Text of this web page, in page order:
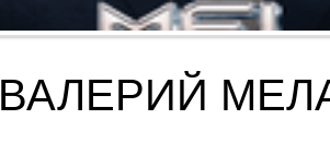
Цена
ВАЛЕРИЙ